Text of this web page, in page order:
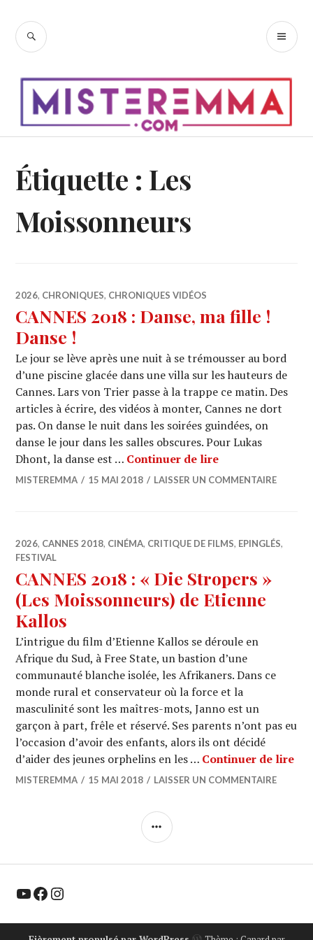
contenu
RECHERCHE
Étiquette : Les
Moissonneurs
2026, CHRONIQUES, CHRONIQUES VIDÉOS
CANNES 2018 : Danse, ma fille !
Danse !
Le jour se lève après une nuit à se trémousser au bord
d’une piscine glacée dans une villa sur les hauteurs de
Cannes. Lars von Trier passe à la trappe ce matin. Des
articles à écrire, des vidéos à monter, Cannes ne dort
pas. On danse le nuit dans les soirées guindées, on
danse le jour dans les salles obscures. Pour Lukas
Dhont, la danse est … Continuer de lireCANNES 2018 :
MISTEREMMA 15 MAI 2018 LAISSER UN COMMENTAIRE
2026, CANNES 2018, CINÉMA, CRITIQUE DE FILMS, EPINGLÉS,
FESTIVAL
CANNES 2018 : « Die Stropers »
(Les Moissonneurs) de Etienne
Kallos
L’intrigue du film d’Etienne Kallos se déroule en
Afrique du Sud, à Free State, un bastion d’une
communauté blanche isolée, les Afrikaners. Dans ce
monde rural et conservateur où la force et la
masculinité sont les maîtres-mots, Janno est un
garçon à part, frêle et réservé. Ses parents n’ont pas eu
l’occasion d’avoir des enfants, alors ils ont décidé
d’aider des jeunes orphelins en les … Continuer de lire
MISTEREMMA 15 MAI 2018 LAISSER UN COMMENTAIRE
COLONNE
YouTube Facebook Instagram